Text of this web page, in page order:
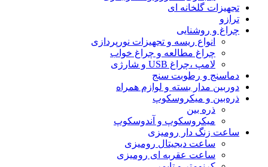
تجهیزات گلخانه ای
ترازو
چراغ و روشنایی
انواع ریسه و تجهیزات نورپردازی
چراغ مطالعه و چراغ خواب
لامپ ،چراغ USB و شارژی
دماسنج و رطوبت سنج
دوربین مدار بسته و لوازم همراه
ذره‌بین و میکروسکوپ
ذره بین
میکروسکوپ و آندوسکوپ
ساعت زنگ دار رومیزی
ساعت دیجیتال رومیزی
ساعت عقربه ای رومیزی